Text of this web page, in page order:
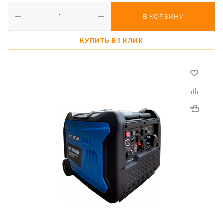
В КОРЗИНУ
КУПИТЬ В 1 КЛИК